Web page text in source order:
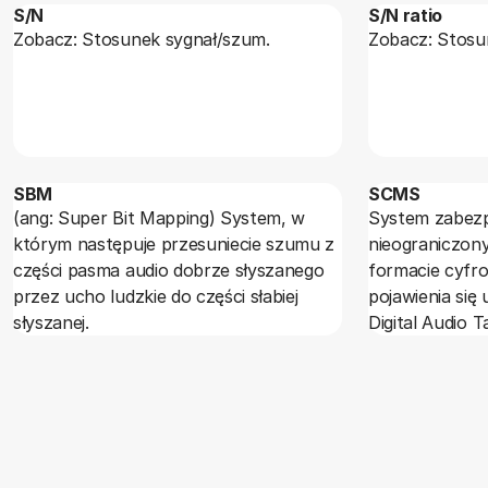
spowoduje
głośnikom
Clipping
w ten sposób
S/N
Zobacz: Stosunek sygnał/szum.
S/N ratio
Zobacz:
SBM
(ang: Super Bit Mapping) System, w
którym następuje przesuniecie szumu z
części pasma audio dobrze słyszanego
przez ucho ludzkie do części słabiej
słyszanej.
SCMS
System
formacie
pojawienia się
Digital Audio